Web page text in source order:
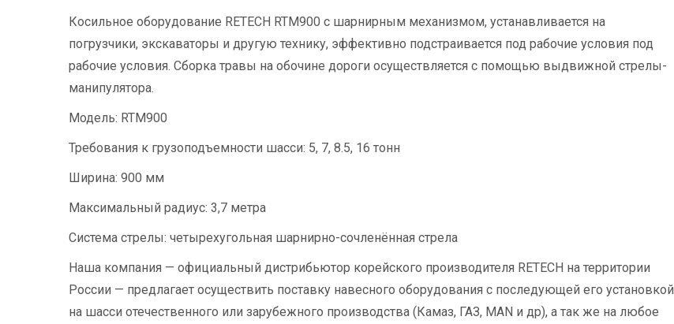
Косильное оборудование RETECH RTM900 с шарнирным механизмом, устанавливается на
погрузчики, экскаваторы и другую технику, эффективно подстраивается под рабочие условия под
рабочие условия. Сборка травы на обочине дороги осуществляется с помощью выдвижной стрелы-
манипулятора.
Модель: RTM900
Требования к грузоподъемности шасси: 5, 7, 8.5, 16 тонн
Ширина: 900 мм
Максимальный радиус: 3,7 метра
Система стрелы: четырехугольная шарнирно-сочленённая стрела
Наша компания — официальный дистрибьютор корейского производителя RETECH на территории
России — предлагает осуществить поставку навесного оборудования с последующей его установкой
на шасси отечественного или зарубежного производства (Камаз, ГАЗ, MAN и др), а так же на любое